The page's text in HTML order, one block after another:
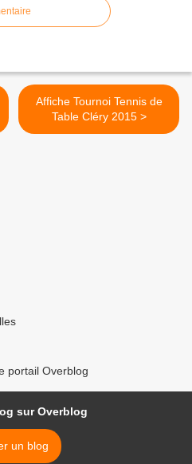
Affiche Tournoi Tennis de
Table Cléry 2015 >
portail Overblog
sur Overblog
un blog